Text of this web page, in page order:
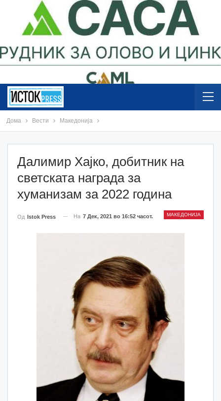
Дома Вести Македонија
Далимир Хајко, добитник на
светската награда за
хуманизам за 2022 година
МАКЕДОНИЈА
Од Istok Press На 7 Дек, 2021 во 16:52 часот.